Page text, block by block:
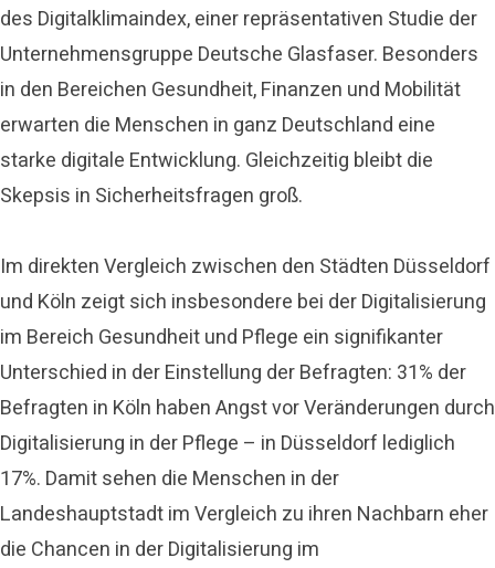
des Digitalklimaindex, einer repräsentativen Studie der
Unternehmensgruppe Deutsche Glasfaser. Besonders
in den Bereichen Gesundheit, Finanzen und Mobilität
erwarten die Menschen in ganz Deutschland eine
starke digitale Entwicklung. Gleichzeitig bleibt die
Skepsis in Sicherheitsfragen groß.
Im direkten Vergleich zwischen den Städten Düsseldorf
und Köln zeigt sich insbesondere bei der Digitalisierung
im Bereich Gesundheit und Pflege ein signifikanter
Unterschied in der Einstellung der Befragten: 31% der
Befragten in Köln haben Angst vor Veränderungen durch
Digitalisierung in der Pflege – in Düsseldorf lediglich
17%. Damit sehen die Menschen in der
Landeshauptstadt im Vergleich zu ihren Nachbarn eher
die Chancen in der Digitalisierung im